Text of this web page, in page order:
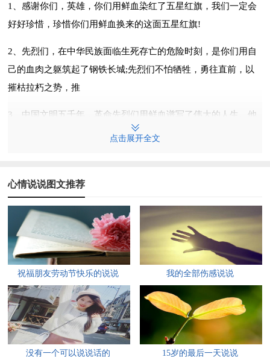
1、感谢你们，英雄，你们用鲜血染红了五星红旗，我们一定会
好好珍惜，珍惜你们用鲜血换来的这面五星红旗!
2、先烈们，在中华民族面临生死存亡的危险时刻，是你们用自
己的血肉之躯筑起了钢铁长城;先烈们不怕牺牲，勇往直前，以
摧枯拉朽之势，推
3、中国文明五千年，革命先烈们用鲜血谱写了伟大的人生。他
们的精神值得我们歌颂和赞扬，他们的人生值得我们学习，我们
4、国土埋忠骨，苍生勉英灵!先烈们永垂不朽!青春的绽放，热
烈，与飞扬。忘不了，你们——烈士。静静等待，静静默哀，待
你苏醒，哀你……烈士，我们的骄傲!你们，曾经奋勇杀敌。曾
经帮助广大劳苦民众，学习你我们怀念你!
5、时间的长河流淌不息，却冲不淡我们对革命先烈的缅怀。当
年他们浴血奋战的每一寸土地，如今已鲜花朵朵，绿树成荫，我
们要珍惜现在来之不易的生活，更要懂得所肩负的历史责任和使
命。
点击展开全文
心情说说图文推荐
祝福朋友劳动节快乐的说说 我的全部伤感说说
没有一个可以说说话的 15岁的最后一天说说